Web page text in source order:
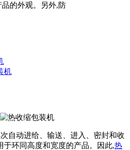
的外观。另外,防
机
自动进给、输送、进入、密封和收
于环同高度和宽度的产品。因此,热